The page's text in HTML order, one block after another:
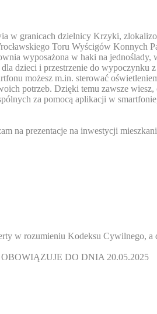
w granicach dzielnicy Krzyki,
Toru Wyścigów Konnych
wyposażona w haki na
dzieci i przestrzenie do
możesz m.in. sterować
potrzeb. Dzięki temu zawsze
za pomocą aplikacji w
na prezentacje na inwestycji
w rozumieniu Kodeksu Cywilnego,
DO DNIA 20.05.2025